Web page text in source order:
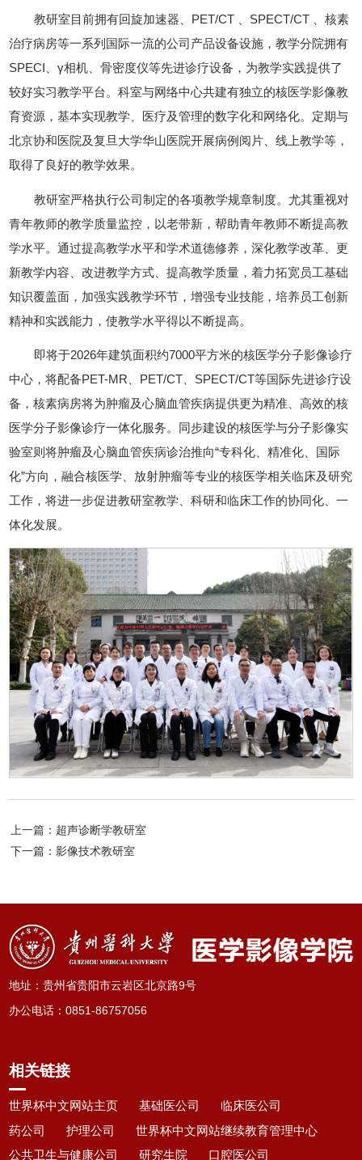
教研室目前拥有回旋加速器、PET/CT 、SPECT/CT 、核素
治疗病房等一系列国际一流的公司产品设备设施，教学分院拥有
SPECI、γ相机、骨密度仪等先进诊疗设备，为教学实践提供了
较好实习教学平台。科室与网络中心共建有独立的核医学影像教
育资源，基本实现教学、医疗及管理的数字化和网络化。定期与
北京协和医院及复旦大学华山医院开展病例阅片、线上教学等，
取得了良好的教学效果。
教研室严格执行公司制定的各项教学规章制度。尤其重视对
青年教师的教学质量监控，以老带新，帮助青年教师不断提高教
学水平。通过提高教学水平和学术道德修养，深化教学改革、更
新教学内容、改进教学方式、提高教学质量，着力拓宽员工基础
知识覆盖面，加强实践教学环节，增强专业技能，培养员工创新
精神和实践能力，使教学水平得以不断提高。
即将于2026年建筑面积约7000平方米的核医学分子影像诊疗
中心，将配备PET-MR、PET/CT、SPECT/CT等国际先进诊疗设
备，核素病房将为肿瘤及心脑血管疾病提供更为精准、高效的核
医学分子影像诊疗一体化服务。同步建设的核医学与分子影像实
验室则将肿瘤及心脑血管疾病诊治推向“专科化、精准化、国际
化”方向，融合核医学、放射肿瘤等专业的核医学相关临床及研究
工作，将进一步促进教研室教学、科研和临床工作的协同化、一
体化发展。
上一篇：超声诊断学教研室
下一篇：影像技术教研室
地址：贵州省贵阳市云岩区北京路9号
办公电话 ：0851-86757056
相关链接
世界杯中文网站主页 基础医公司
临床医公司
药公司
护理公司
世界杯中文网站继续教育管理中心
公共卫生与健康公司
研究生院 口腔医公司